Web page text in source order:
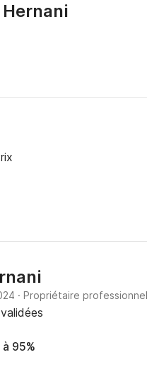
· Propriétaire professionnel
95%